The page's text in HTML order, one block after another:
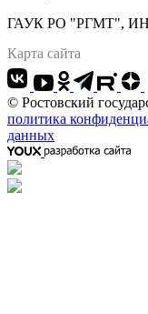
ГАУК РО "РГМТ", ИНН
Карта сайта
© Ростовский
политика
данных